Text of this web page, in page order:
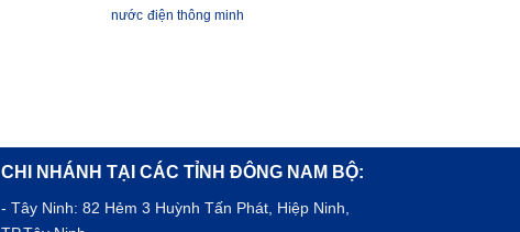
nước điện thông minh
CHI NHÁNH TẠI CÁC TỈNH ĐÔNG NAM BỘ:
- Tây Ninh: 82 Hẻm 3 Huỳnh Tấn Phát, Hiệp Ninh,